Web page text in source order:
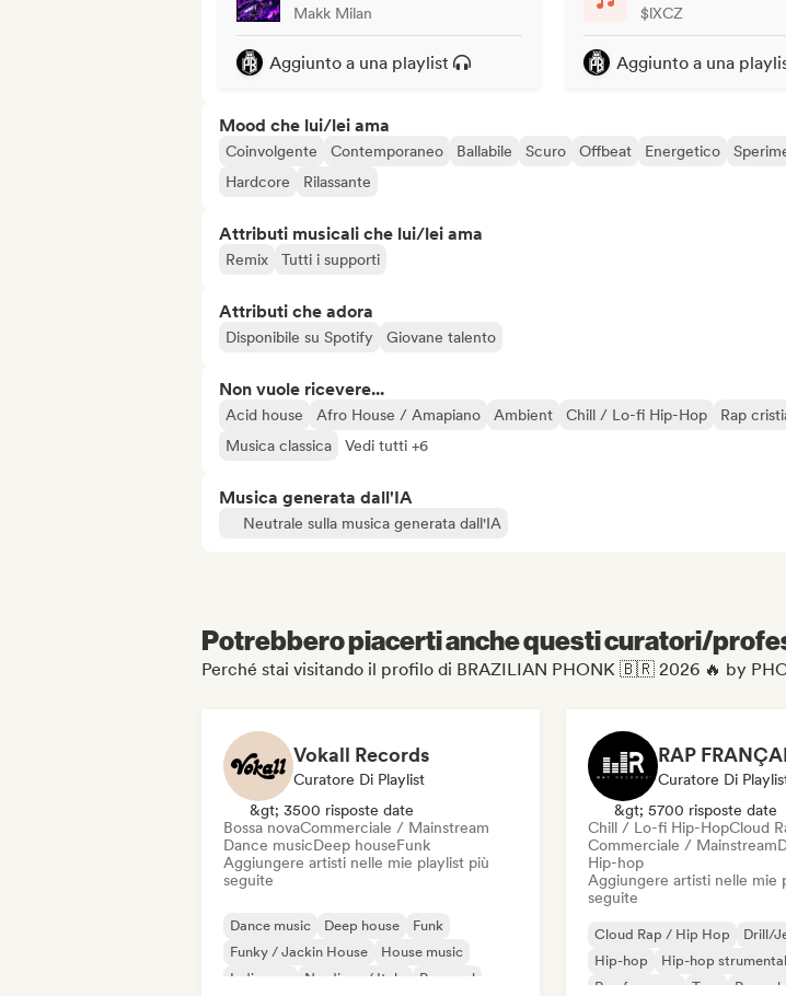
Makk Milan
Aggiunto a una playlist
$lXCZ
Aggiunto a una
Mood che lui/lei ama
Coinvolgente Contemporaneo Ballabile Scuro Offbeat Energetico
Hardcore
Rilassante
Attributi musicali che lui/lei ama
Remix Tutti i supporti
Attributi che adora
Disponibile su Spotify Giovane talento
Non vuole ricevere...
Acid house Afro House / Amapiano Ambient Chill / Lo-fi Hip-Hop
Rap
Musica classica
Vedi tutti +6
Musica generata dall'IA
Neutrale sulla musica generata dall'IA
Potrebbero piacerti anche questi curatori/
Perché stai visitando il profilo di BRAZILIAN PHONK 🇧🇷 2026 🔥 by
Vokall Records
Curatore Di Playlist
&gt; 3500 risposte date
Bossa novaCommerciale / Mainstream
Dance musicDeep houseFunk
Aggiungere artisti nelle mie playlist più
seguite
Dance music Deep house
Funk
Funky / Jackin House
House music
Indie pop
Nu-disco / Italo Pop soul
Curatore Di
&gt; 5700 risposte date
Chill / Lo-fi Hip-HopCloud
Commerciale / Mainstream
Hip-hop
Aggiungere artisti nelle mie
seguite
Cloud Rap / Hip Hop
Drill/
Hip-hop
Hip-hop
Rap francese
Trap
Pop